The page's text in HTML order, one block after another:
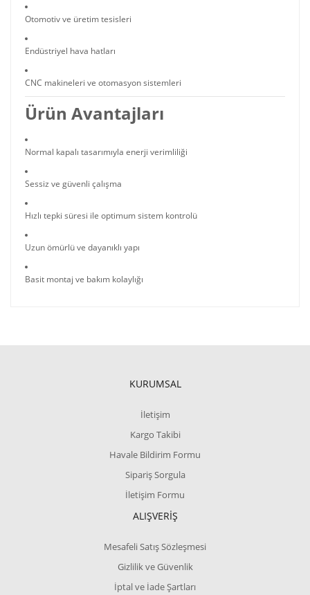
Otomotiv ve üretim tesisleri
Endüstriyel hava hatları
CNC makineleri ve otomasyon sistemleri
Ürün Avantajları
Normal kapalı tasarımıyla enerji verimliliği
Sessiz ve güvenli çalışma
Hızlı tepki süresi ile optimum sistem kontrolü
Uzun ömürlü ve dayanıklı yapı
Basit montaj ve bakım kolaylığı
KURUMSAL
İletişim
Kargo Takibi
Havale Bildirim Formu
Sipariş Sorgula
İletişim Formu
ALIŞVERİŞ
Mesafeli Satış Sözleşmesi
Gizlilik ve Güvenlik
İptal ve İade Şartları